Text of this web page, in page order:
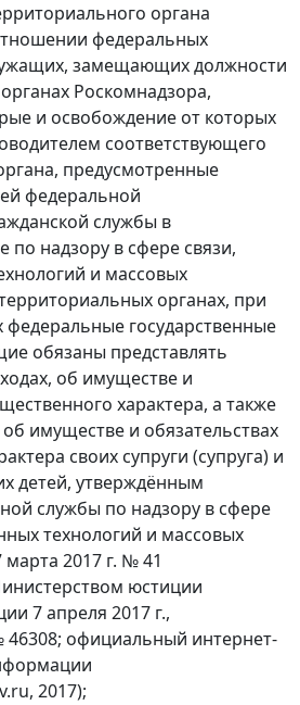
органа
федеральных
замещающих должности
Роскомнадзора,
и освобождение от которых
соответствующего
предусмотренные
федеральной
службы в
по надзору в сфере связи,
и массовых
органах, при
государственные
обязаны представлять
об имуществе и
характера, а также
имуществе и обязательствах
своих супруги (супруга) и
детей, утверждённым
службы по надзору в сфере
технологий и массовых
2017 г. № 41
юстиции
7 апреля 2017 г.,
официальный интернет-
2017);